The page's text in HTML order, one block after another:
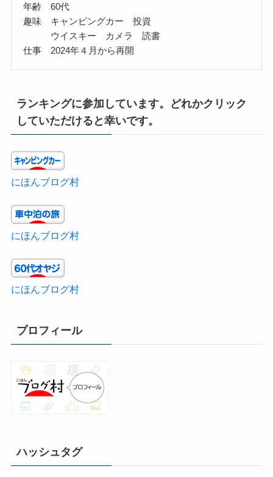
年齢 60代
趣味 キャンピングカー 投資
ウイスキー カメラ 読書
仕事 2024年４月から再開
ランキングに参加しています。どれかクリック
していただけると幸いです。
にほんブログ村
にほんブログ村
にほんブログ村
プロフィール
ハッシュタグ